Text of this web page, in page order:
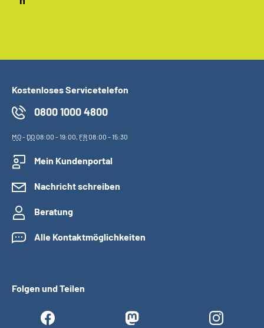
Kostenloses Servicetelefon
0800 1000 4800
MO- DO08:00 - 19:00, FR08:00 - 15:30
Mein Kundenportal
Nachricht schreiben
Beratung
Alle Kontaktmöglichkeiten
Folgen und Teilen